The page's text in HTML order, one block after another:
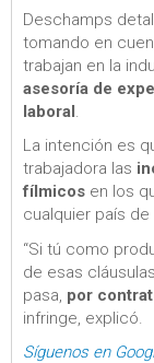
Deschamps
tomando en
trabajan en la
asesoría de
laboral
La intención es
trabajadora las
fílmicos en los
cualquier país de
“Si tú como
de esas
pasa, por
infringe, explicó.
Síguenos en